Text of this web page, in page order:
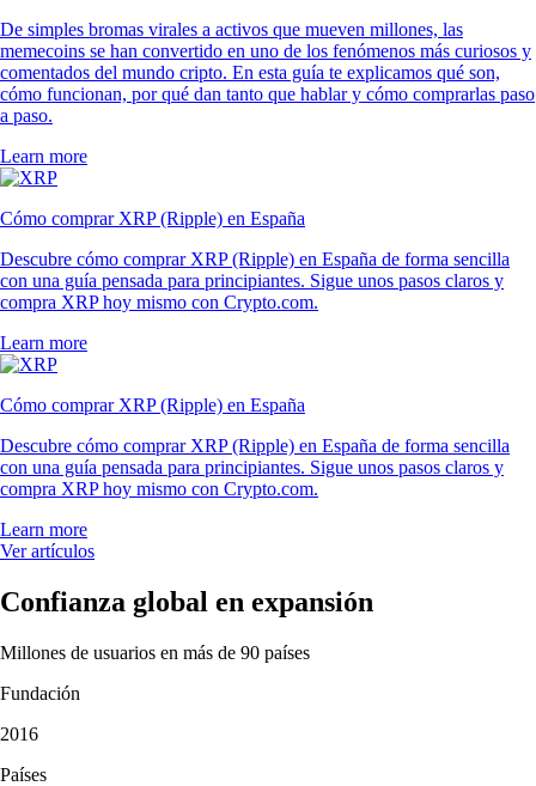
De simples bromas virales a activos que mueven millones, las
memecoins se han convertido en uno de los fenómenos más curiosos y
comentados del mundo cripto. En esta guía te explicamos qué son,
cómo funcionan, por qué dan tanto que hablar y cómo comprarlas paso
a paso.
Learn more
Cómo comprar XRP (Ripple) en España
Descubre cómo comprar XRP (Ripple) en España de forma sencilla
con una guía pensada para principiantes. Sigue unos pasos claros y
compra XRP hoy mismo con Crypto.com.
Learn more
Cómo comprar XRP (Ripple) en España
Descubre cómo comprar XRP (Ripple) en España de forma sencilla
con una guía pensada para principiantes. Sigue unos pasos claros y
compra XRP hoy mismo con Crypto.com.
Learn more
Ver artículos
Confianza global en expansión
Millones de usuarios en más de 90 países
Fundación
2016
Países